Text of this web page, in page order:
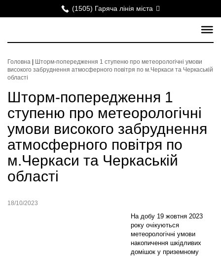
(1505) Гаряча лінія міста
Головна
Шторм-попередження 1 ступеню про метеорологічні умови
високого забруднення атмосферного повітря по м.Черкаси та Черкаській
області
Шторм-попередження 1
ступеню про метеорологічні
умови високого забруднення
атмосферного повітря по
м.Черкаси та Черкаській
області
18/10/2023
На добу 19 жовтня 2023
року очікуються
метеорологічні умови
накопичення шкідливих
домішок у приземному